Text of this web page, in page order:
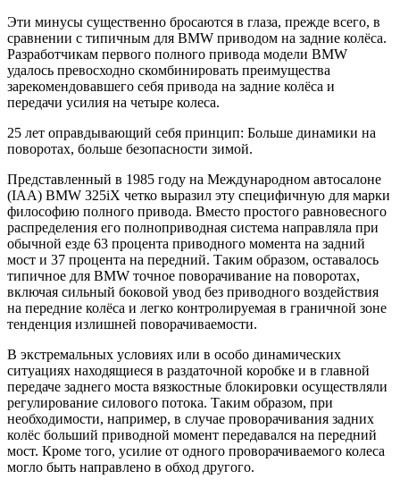
Эти минусы существенно бросаются в глаза, прежде всего, в
сравнении с типичным для BMW приводом на задние колёса.
Разработчикам первого полного привода модели BMW
удалось превосходно скомбинировать преимущества
зарекомендовавшего себя привода на задние колёса и
передачи усилия на четыре колеса.
25 лет оправдывающий себя принцип: Больше динамики на
поворотах, больше безопасности зимой.
Представленный в 1985 году на Международном автосалоне
(IAA) BMW 325iX четко выразил эту специфичную для марки
философию полного привода. Вместо простого равновесного
распределения его полноприводная система направляла при
обычной езде 63 процента приводного момента на задний
мост и 37 процента на передний. Таким образом, оставалось
типичное для BMW точное поворачивание на поворотах,
включая сильный боковой увод без приводного воздействия
на передние колёса и легко контролируемая в граничной зоне
тенденция излишней поворачиваемости.
В экстремальных условиях или в особо динамических
ситуациях находящиеся в раздаточной коробке и в главной
передаче заднего моста вязкостные блокировки осуществляли
регулирование силового потока. Таким образом, при
необходимости, например, в случае проворачивания задних
колёс больший приводной момент передавался на передний
мост. Кроме того, усилие от одного проворачиваемого колеса
могло быть направлено в обход другого.